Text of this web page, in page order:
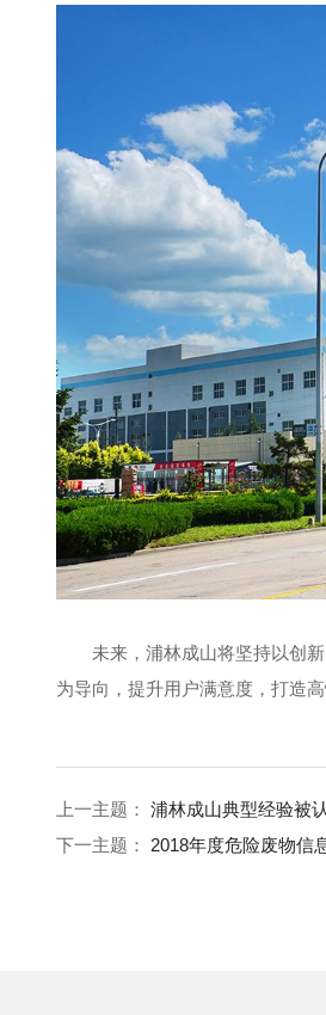
未来，浦林成山将坚持以创新
为导向，提升用户满意度，打造
上一主题：浦林成山典型经验被
下一主题： 2018年度危险废物信